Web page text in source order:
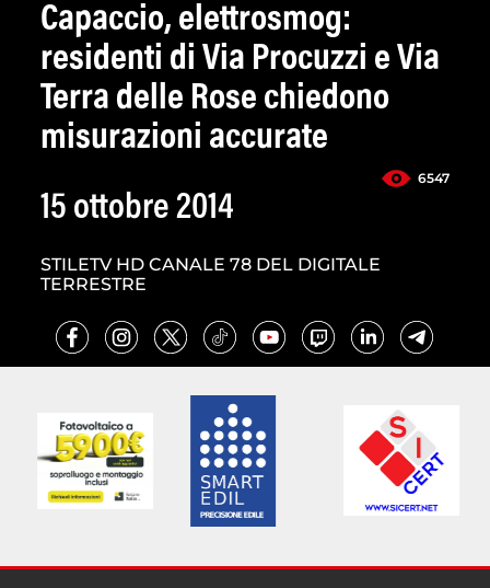
Capaccio, elettrosmog:
residenti di Via Procuzzi e Via
Terra delle Rose chiedono
misurazioni accurate
6547
15 ottobre 2014
STILETV HD CANALE 78 DEL DIGITALE
TERRESTRE